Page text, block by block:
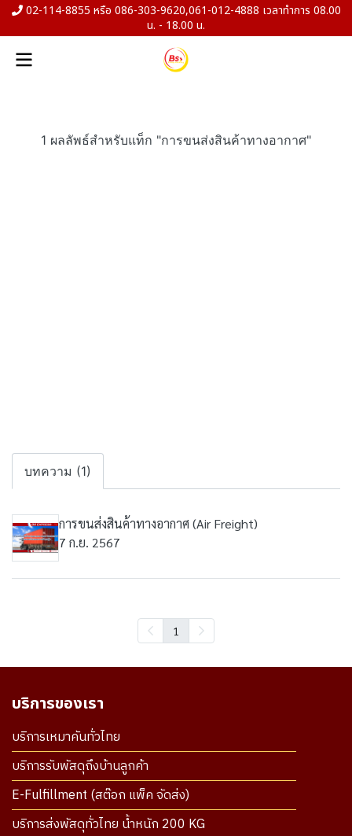
02-114-8855 หรือ 086-303-9620,061-012-4888 เวลาทำการ 08.00
น. - 18.00 น.
1 ผลลัพธ์สำหรับแท็ก "การขนส่งสินค้าทางอากาศ"
บทความ (1)
การขนส่งสินค้าทางอากาศ (Air Freight)
7 ก.ย. 2567
1
บริการของเรา
บริการเหมาคันทั่วไทย
บริการรับพัสดุถึงบ้านลูกค้า
E-Fulfillment (สต๊อก แพ็ค จัดส่ง)
บริการส่งพัสดุทั่วไทย น้ำหนัก 200 KG